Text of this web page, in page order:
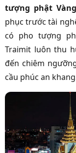
tượng phật Vàng
phục trước tài
có pho tượng
Traimit luôn thu
đến chiêm
cầu phúc an